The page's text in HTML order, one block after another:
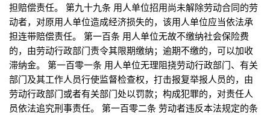
担赔偿责任。 第九十九条 用人单位招用尚未解除劳动合同的劳
动者，对原用人单位造成经济损失的，该用人单位应当依法承
担连带赔偿责任。 第一百条 用人单位无故不缴纳社会保险费
的，由劳动行政部门责令其限期缴纳；逾期不缴的，可以加收
滞纳金。 第一百零一条 用人单位无理阻挠劳动行政部门、有关
部门及其工作人员行使监督检查权，打击报复举报人员的，由
劳动行政部门或者有关部门处以罚款；构成犯罪的，对责任人
员依法追究刑事责任。 第一百零二条 劳动者违反本法规定的条